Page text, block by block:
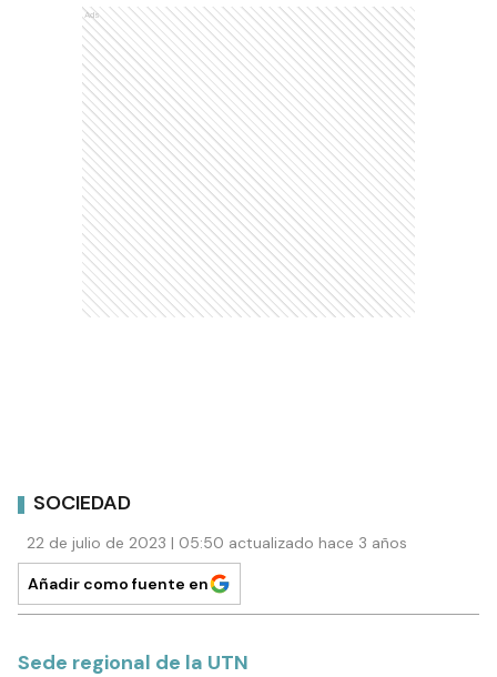
Ads
SOCIEDAD
22 de julio de 2023 | 05:50 actualizado hace 3 años
Añadir como fuente en
Sede regional de la UTN